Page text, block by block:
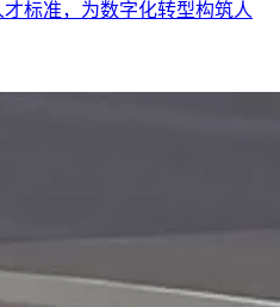
标准，为数字化转型构筑人